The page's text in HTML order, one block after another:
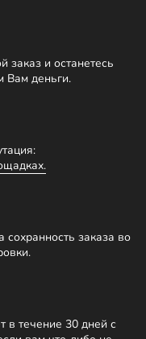
заказ и останетесь
Вам деньги.
заказа во
в течение 30 дней с